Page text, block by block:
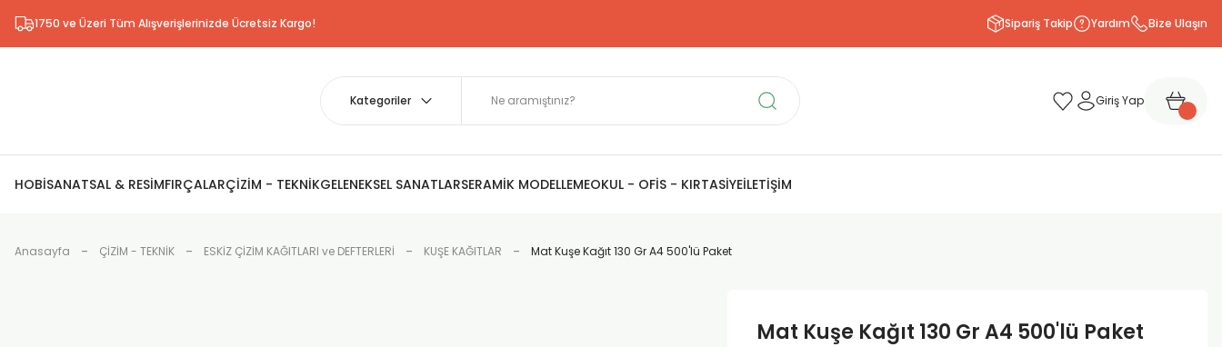
1750 ve Üzeri Tüm Alışverişlerinizde Ücretsiz Kargo! Sipariş Takip Yardım Bize Ulaşın
Giriş Yap
HOBİSANATSAL & RESİMFIRÇALARÇİZİM - TEKNİKGELENEKSEL SANATLARSERAMİK MODELLEMEOKUL - OFİS - KIRTASİYEİLETİŞİM
Anasayfa ÇİZİM - TEKNİK ESKİZ ÇİZİM KAĞITLARI ve DEFTERLERİ KUŞE KAĞITLAR Mat Kuşe Kağıt 130 Gr A4 500'lü Paket
Mat Kuşe Kağıt 130 Gr A4 500'lü Paket